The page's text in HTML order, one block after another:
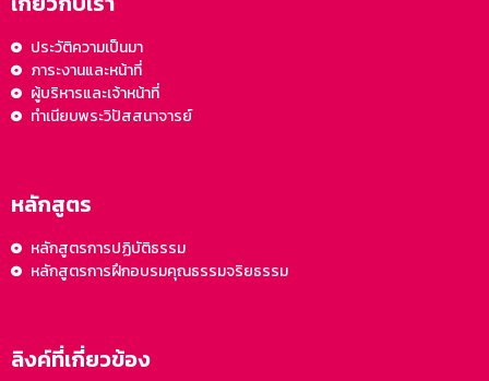
ประวัติความเป็นมา
ภาระงานและหน้าที่
ผู้บริหารและเจ้าหน้าที่
ทำเนียบพระวิปัสสนาจารย์
หลักสูตร
หลักสูตรการปฏิบัติธรรม
หลักสูตรการฝึกอบรมคุณธรรมจริยธรรม
ลิงค์ที่เกี่ยวข้อง